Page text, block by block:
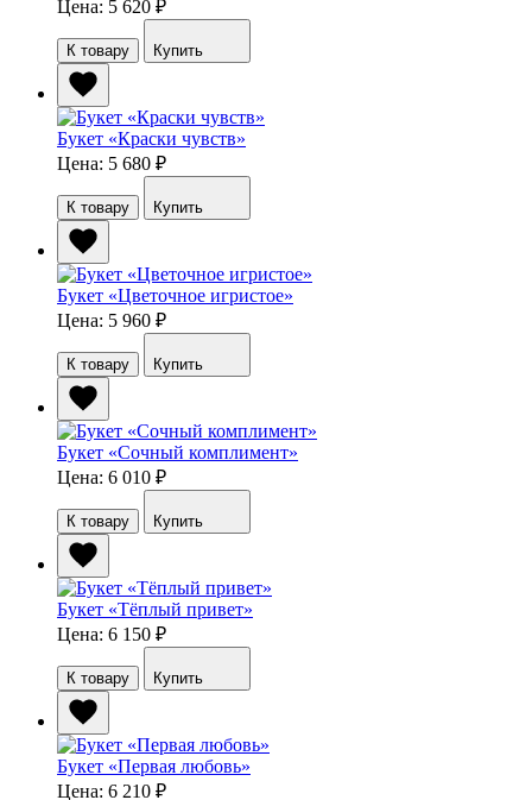
Цена: 5 620 ₽
К товару Купить
Букет «Краски чувств»
Цена: 5 680 ₽
К товару Купить
Букет «Цветочное игристое»
Цена: 5 960 ₽
К товару Купить
Букет «Сочный комплимент»
Цена: 6 010 ₽
К товару Купить
Букет «Тёплый привет»
Цена: 6 150 ₽
К товару Купить
Букет «Первая любовь»
Цена: 6 210 ₽